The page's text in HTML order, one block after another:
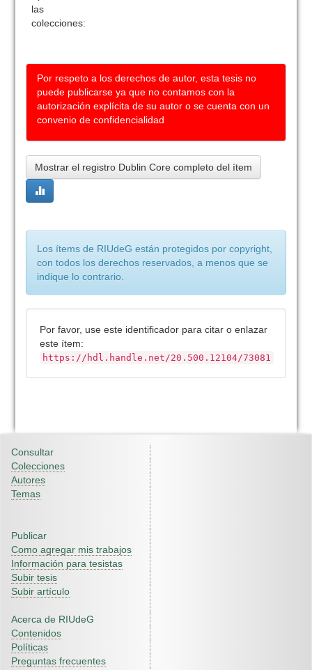
las
colecciones:
Por respeto a los derechos de autor, esta tesis no
puede publicarse ya que no contamos con la
autorización explícita de su autor o se cuenta con un
convenio de confidencialidad
Mostrar el registro Dublin Core completo del ítem
Los ítems de RIUdeG están protegidos por copyright,
con todos los derechos reservados, a menos que se
indique lo contrario.
Por favor, use este identificador para citar o enlazar
este ítem:
https://hdl.handle.net/20.500.12104/73081
Consultar
Colecciones
Autores
Temas
Publicar
Como agregar mis trabajos
Información para tesistas
Subir tesis
Subir artículo
Acerca de RIUdeG
Contenidos
Políticas
Preguntas frecuentes